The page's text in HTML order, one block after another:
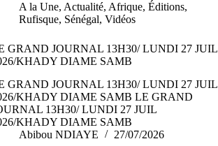
A la Une, Actualité, Afrique,Éditions,
Rufisque, Sénégal,Vidéos
GRAND JOURNAL 13H30/ LUNDI 27 JUIL
KHADY DIAME SAMB
GRAND JOURNAL 13H30/ LUNDI 27 JUIL
KHADY DIAME SAMB LE GRAND
13H30/ LUNDI 27 JUIL
KHADY DIAME SAMB
Abibou NDIAYE
27/07/2026